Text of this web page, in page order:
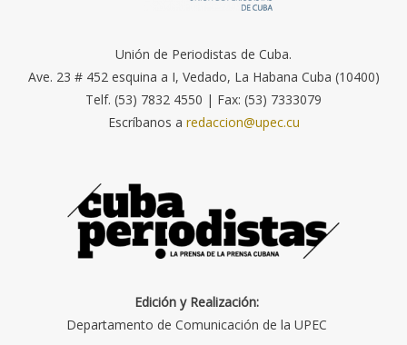
Unión de Periodistas de Cuba.
Ave. 23 # 452 esquina a I, Vedado, La Habana Cuba (10400)
Telf. (53) 7832 4550 | Fax: (53) 7333079
Escríbanos a redaccion@upec.cu
Edición y Realización:
Departamento de Comunicación de la UPEC